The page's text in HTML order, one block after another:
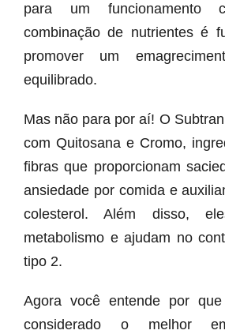
para um funcionamento
combinação de nutrientes é
promover um
equilibrado.
Mas não para por aí! O
com Quitosana e Cromo,
fibras que proporcionam
ansiedade por comida e
colesterol. Além disso,
metabolismo e ajudam no
tipo 2.
Agora você entende por
considerado o melhor